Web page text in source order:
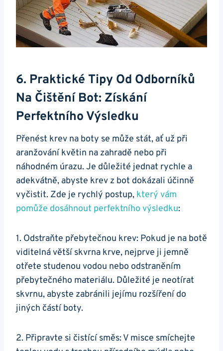
6. Praktické⁢ Tipy Od Odborníků
Na Čištění Bot: Získání
Perfektního Výsledku
Přenést krev na boty se ⁤může stát, ‍ať ​už při
aranžování⁢ květin na zahradě nebo při
⁣náhodném úrazu. Je důležité jednat rychle a
adekvátně, abyste ‍krev z bot‌ dokázali účinně⁤
vyčistit. Zde je rychlý postup, který vám
pomůže dosáhnout perfektního výsledku:
1. Odstraňte přebytečnou krev:‍ Pokud je na botě
viditelná větší skvrna krve, nejprve ji jemně⁢
otřete studenou vodou nebo odstraněním
přebytečného materiálu. Důležité je neotírat
skvrnu, abyste zabránili jejímu rozšíření do
jiných částí ‍boty.
2. Připravte si čistící směs: ‌V misce smíchejte